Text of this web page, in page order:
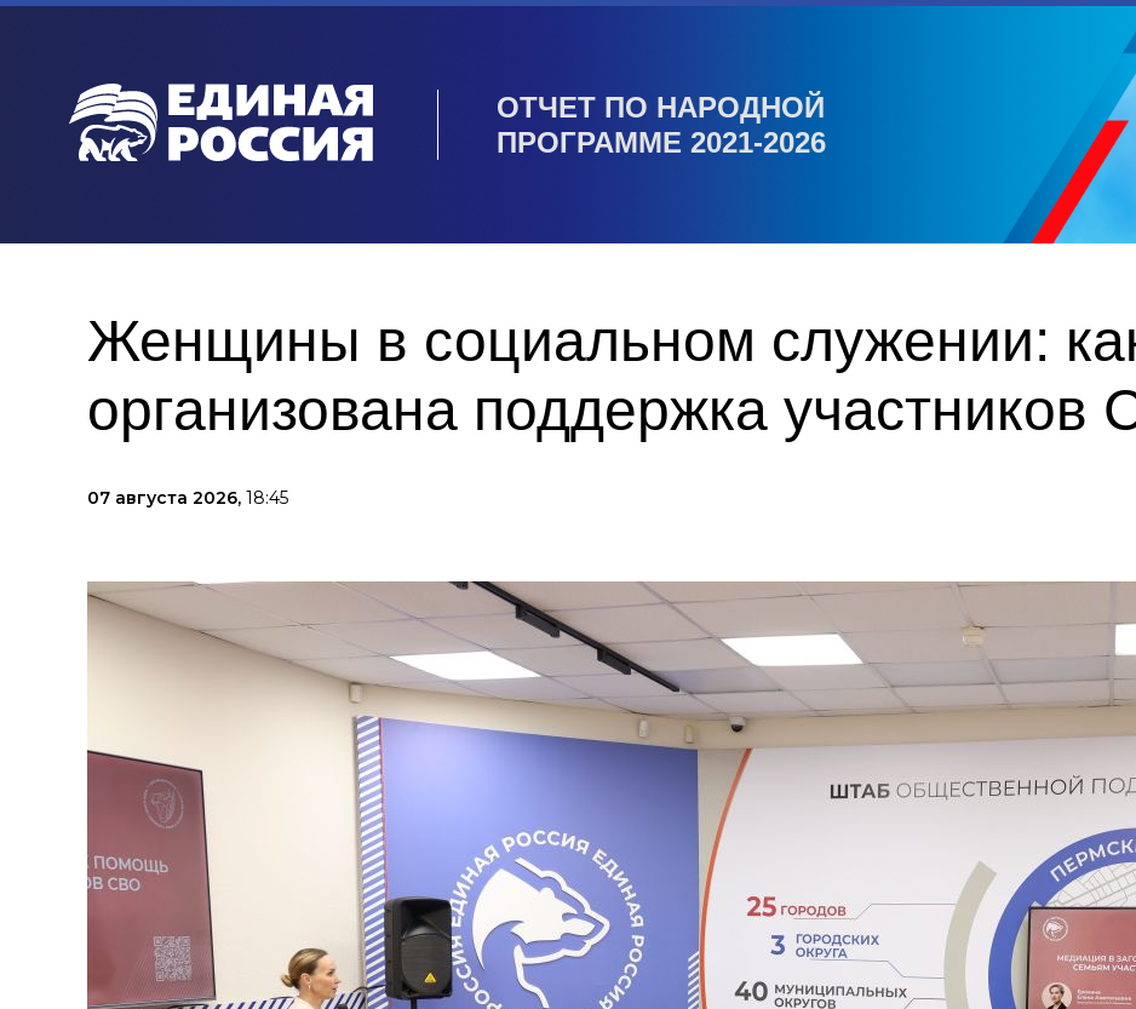
ОТЧЕТ ПО НАРОДНОЙ
ПРОГРАММЕ 2021-2026
Женщины в социальном служении:
организована поддержка участников
07 августа 2026, 18:45